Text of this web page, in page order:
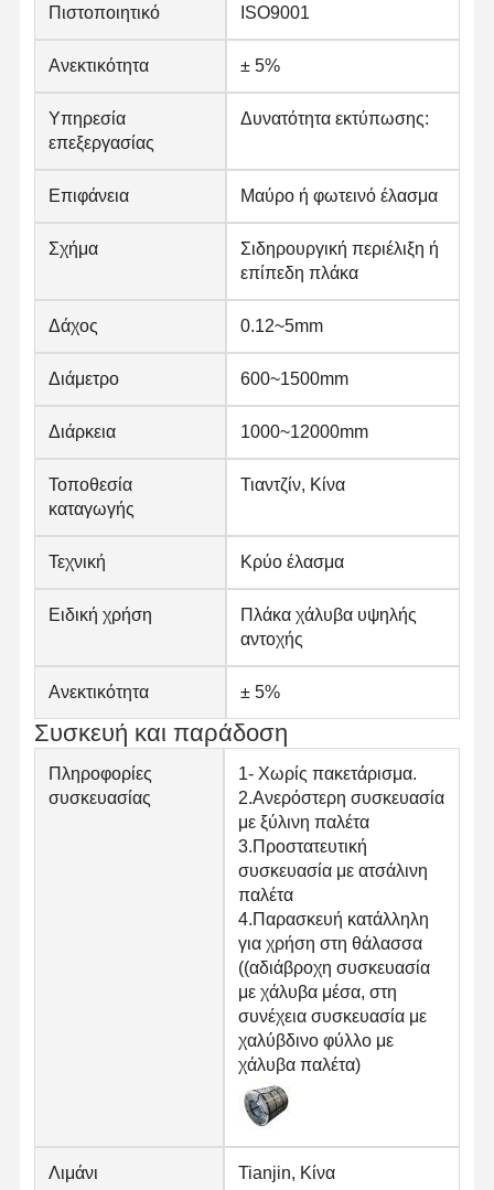
Πιστοποιητικό ISO9001
Ανεκτικότητα ± 5%
Υπηρεσία
επεξεργασίας
Δυνατότητα εκτύπωσης:
Επιφάνεια Μαύρο ή φωτεινό έλασμα
Σχήμα
Σιδηρουργική περιέλιξη ή
επίπεδη πλάκα
Δάχος 0.12~5mm
Διάμετρο 600~1500mm
Διάρκεια 1000~12000mm
Τοποθεσία
καταγωγής
Τιαντζίν, Κίνα
Τεχνική Κρύο έλασμα
Ειδική χρήση
Πλάκα χάλυβα υψηλής
αντοχής
Ανεκτικότητα ± 5%
Συσκευή και παράδοση
Πληροφορίες
συσκευασίας
1- Χωρίς πακετάρισμα.
2.Ανερόστερη συσκευασία
με ξύλινη παλέτα
3.Προστατευτική
συσκευασία με ατσάλινη
παλέτα
4.Παρασκευή κατάλληλη
για χρήση στη θάλασσα
((αδιάβροχη συσκευασία
με χάλυβα μέσα, στη
συνέχεια συσκευασία με
χαλύβδινο φύλλο με
χάλυβα παλέτα)
Λιμάνι Tianjin, Κίνα